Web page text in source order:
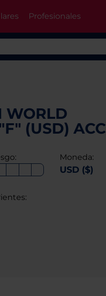
Profesionales
WORLD
(USD) ACC
Moneda:
USD ($)